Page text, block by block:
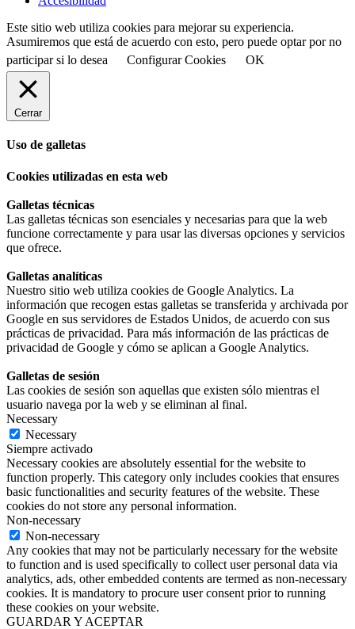
Este sitio web utiliza cookies para mejorar su experiencia.
Asumiremos que está de acuerdo con esto, pero puede optar por no
participar si lo desea
Configurar Cookies OK
Cerrar
Uso de galletas
Cookies utilizadas en esta web
Galletas técnicas
Las galletas técnicas son esenciales y necesarias para que la web
funcione correctamente y para usar las diversas opciones y servicios
que ofrece.
Galletas analíticas
Nuestro sitio web utiliza cookies de Google Analytics. La
información que recogen estas galletas se transferida y archivada por
Google en sus servidores de Estados Unidos, de acuerdo con sus
prácticas de privacidad. Para más información de las prácticas de
privacidad de Google y cómo se aplican a Google Analytics.
Galletas de sesión
Las cookies de sesión son aquellas que existen sólo mientras el
usuario navega por la web y se eliminan al final.
Necessary
Necessary
Siempre activado
Necessary cookies are absolutely essential for the website to
function properly. This category only includes cookies that ensures
basic functionalities and security features of the website. These
cookies do not store any personal information.
Non-necessary
Non-necessary
Any cookies that may not be particularly necessary for the website
to function and is used specifically to collect user personal data via
analytics, ads, other embedded contents are termed as non-necessary
cookies. It is mandatory to procure user consent prior to running
these cookies on your website.
GUARDAR Y ACEPTAR